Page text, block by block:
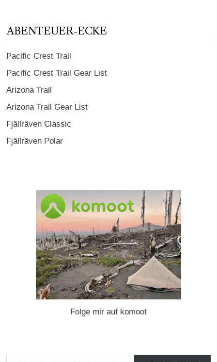
ABENTEUER-ECKE
Pacific Crest Trail
Pacific Crest Trail Gear List
Arizona Trail
Arizona Trail Gear List
Fjällräven Classic
Fjällräven Polar
Folge mir auf komoot